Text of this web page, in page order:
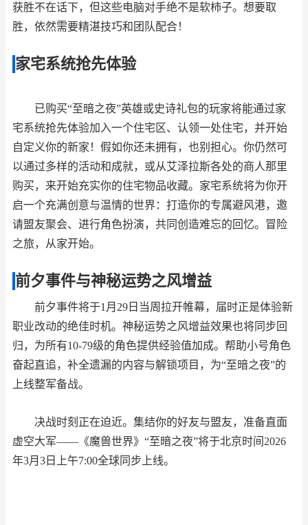
获胜不在话下，但这些电脑对手绝不是软柿子。想要取
胜，依然需要精湛技巧和团队配合！
家宅系统抢先体验
已购买“至暗之夜”英雄或史诗礼包的玩家将能通过家
宅系统抢先体验加入一个住宅区、认领一处住宅，并开始
自定义你的新家！假如你还未拥有，也别担心。你仍然可
以通过多样的活动和成就，或从艾泽拉斯各处的商人那里
购买，来开始充实你的住宅物品收藏。家宅系统将为你开
启一个充满创意与温情的世界：打造你的专属避风港，邀
请盟友聚会、进行角色扮演，共同创造难忘的回忆。冒险
之旅，从家开始。
前夕事件与神秘运势之风增益
前夕事件将于1月29日当周拉开帷幕，届时正是体验新
职业改动的绝佳时机。神秘运势之风增益效果也将同步回
归，为所有10-79级的角色提供经验值加成。帮助小号角色
奋起直追，补全遗漏的内容与解锁项目，为“至暗之夜”的
上线整军备战。
决战时刻正在迫近。集结你的好友与盟友，准备直面
虚空大军——《魔兽世界》“至暗之夜”将于北京时间2026
年3月3日上午7:00全球同步上线。